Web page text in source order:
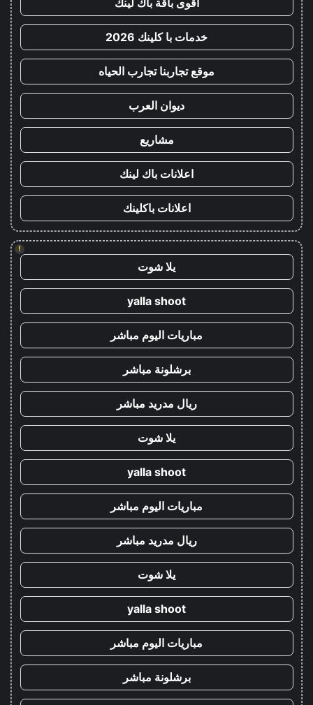
خدمات با كلينك 2026
موقع تجاربنا تجارب الحياه
ديوان العرب
مشاريع
اعلانات باك لينك
اعلانات باكلينك
!
يلا شوت
yalla shoot
مباريات اليوم مباشر
برشلونة مباشر
ريال مدريد مباشر
يلا شوت
yalla shoot
مباريات اليوم مباشر
ريال مدريد مباشر
يلا شوت
yalla shoot
مباريات اليوم مباشر
برشلونة مباشر